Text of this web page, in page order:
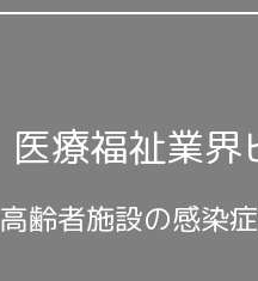
医療福祉業界
高齢者施設の感染